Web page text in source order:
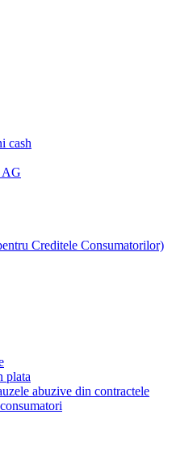
cash
Creditele Consumatorilor)
plata
abuzive din contractele